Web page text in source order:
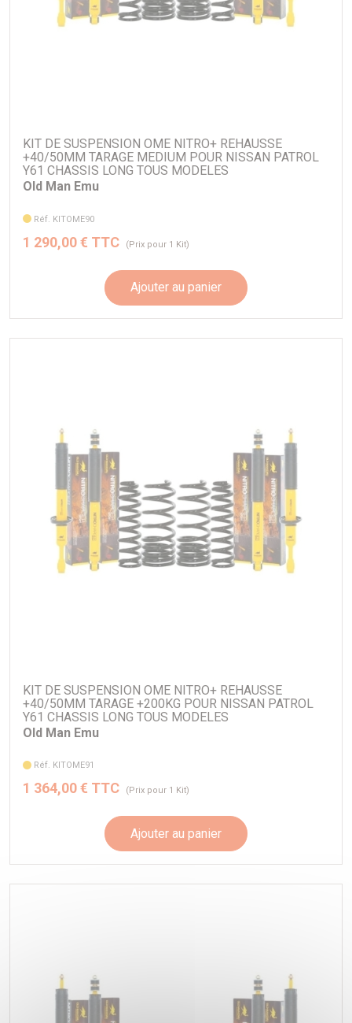
KIT DE SUSPENSION OME NITRO+ REHAUSSE
+40/50MM TARAGE MEDIUM POUR NISSAN PATROL
Y61 CHASSIS LONG TOUS MODELES
Old Man Emu
Réf. KITOME90
1 290,00 € TTC (Prix pour 1 Kit)
Ajouter au panier
KIT DE SUSPENSION OME NITRO+ REHAUSSE
+40/50MM TARAGE +200KG POUR NISSAN PATROL
Y61 CHASSIS LONG TOUS MODELES
Old Man Emu
Réf. KITOME91
1 364,00 € TTC (Prix pour 1 Kit)
Ajouter au panier